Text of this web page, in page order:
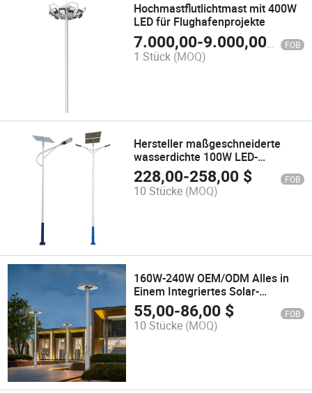
Hochmastflutlichtmast mit 400W
LED für Flughafenprojekte
7.000,00-9.000,00$ FOB
1 Stück (MOQ)
Hersteller maßgeschneiderte
wasserdichte 100W LED-
Solarstraßenlaternen
228,00-258,00 $ FOB
10 Stücke (MOQ)
160W-240W OEM/ODM Alles in
Einem Integriertes Solar-
Straßenlicht Hersteller in China
55,00-86,00 $ FOB
10 Stücke (MOQ)